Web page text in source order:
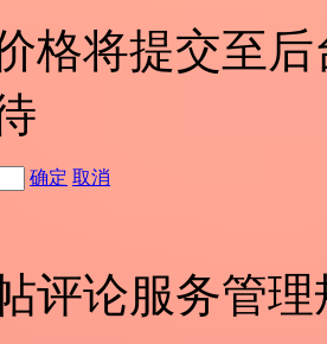
格将提交至
确定 取消
评论服务管理